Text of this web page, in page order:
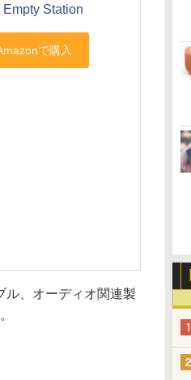
Empty Station
、オーディオ関連製